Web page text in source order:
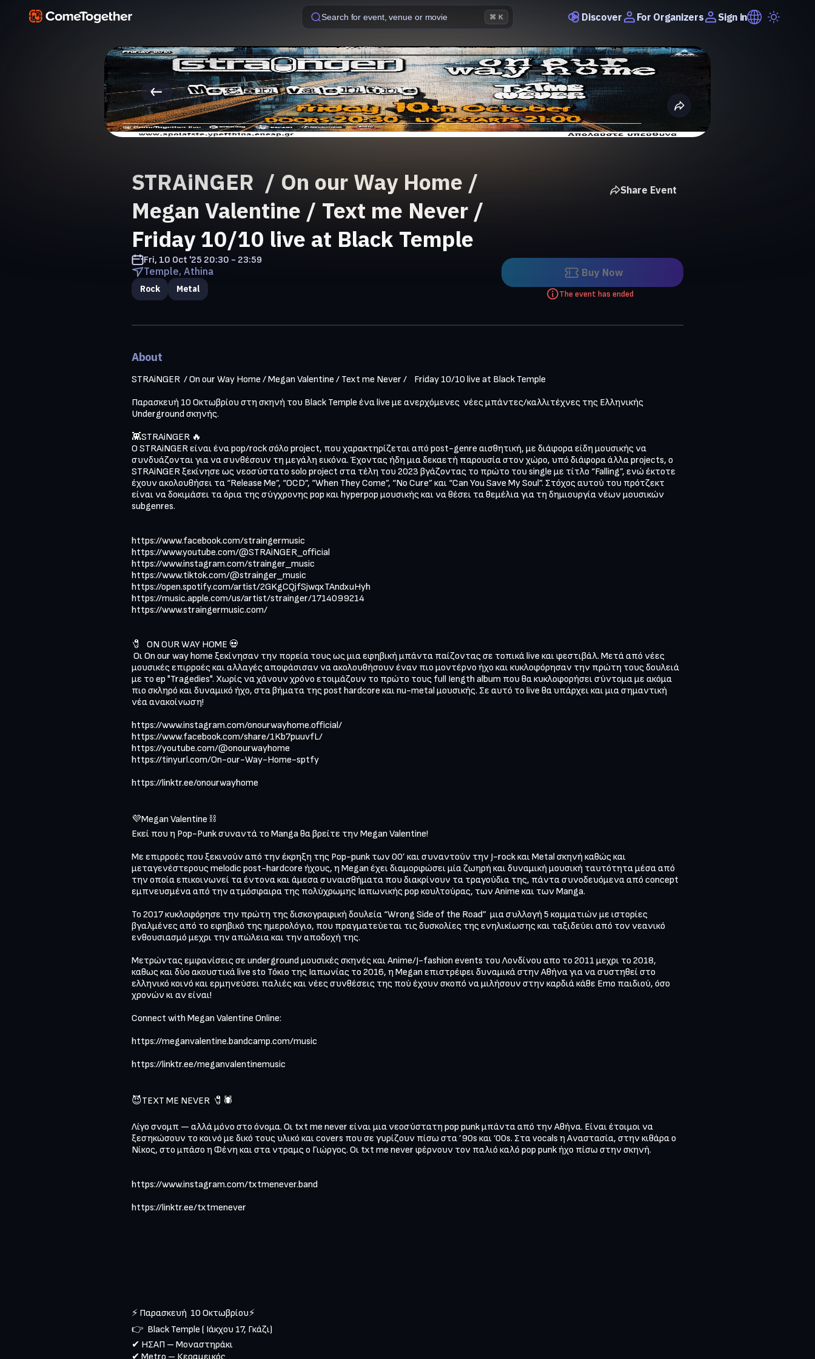
Search for event, venue or movie ⌘ K Discover For Organizers Sign in
STRAiNGER / On our Way Home /
Megan Valentine / Text me Never /
Friday 10/10 live at Black Temple
Fri, 10 Oct '25 20:30 - 23:59
Temple, Athina
Rock Metal
Share Event
Buy Now
The event has ended
About
STRAiNGER  / On our Way Home / Megan Valentine / Text me Never /    Friday 10/10 live at Black Temple
Παρασκευή 10 Οκτωβρίου στη σκηνή του Black Temple ένα live με ανερχόμενες  νέες μπάντες/καλλιτέχνες της Ελληνικής
Underground σκηνής.
👾STRAiNGER 🔥
O STRAiNGER είναι ένα pop/rock σόλο project, που χαρακτηρίζεται από post-genre αισθητική, με διάφορα είδη μουσικής να
συνδυάζονται για να συνθέσουν τη μεγάλη εικόνα. Έχοντας ήδη μια δεκαετή παρουσία στον χώρο, υπό διάφορα άλλα projects, ο
STRAiNGER ξεκίνησε ως νεοσύστατο solo project στα τέλη του 2023 βγάζοντας το πρώτο του single με τίτλο “Falling”, ενώ έκτοτε
έχουν ακολουθήσει τα “Release Me”, “OCD”, “When They Come”, “No Cure” και “Can You Save My Soul”. Στόχος αυτού του πρότζεκτ
είναι να δοκιμάσει τα όρια της σύγχρονης pop και hyperpop μουσικής και να θέσει τα θεμέλια για τη δημιουργία νέων μουσικών
subgenres.
https://www.facebook.com/straingermusic
https://www.youtube.com/@STRAiNGER_official
https://www.instagram.com/strainger_music
https://www.tiktok.com/@strainger_music
https://open.spotify.com/artist/2GKgCQjfSjwqxTAndxuHyh
https://music.apple.com/us/artist/strainger/1714099214
https://www.straingermusic.com/
🧷   ON OUR WAY HOME 💀
Οι Οn our way home ξεκίνησαν την πορεία τους ως μια εφηβική μπάντα παίζοντας σε τοπικά live και φεστιβάλ. Μετά από νέες
μουσικές επιρροές και αλλαγές αποφάσισαν να ακολουθήσουν έναν πιο μοντέρνο ήχο και κυκλοφόρησαν την πρώτη τους δουλειά
με το ep "Tragedies". Χωρίς να χάνουν χρόνο ετοιμάζουν το πρώτο τους full Iength album που θα κυκλοφορήσει σύντομα με ακόμα
πιο σκληρό και δυναμικό ήχο, στα βήματα της post hardcore και nu-metal μουσικής. Σε αυτό το live θα υπάρχει και μια σημαντική
νέα ανακοίνωση!
https://www.instagram.com/onourwayhome.official/
https://www.facebook.com/share/1Kb7puuvfL/
https://youtube.com/@onourwayhome
https://tinyurl.com/On-our-Way-Home-sptfy
https://linktr.ee/onourwayhome
💜Megan Valentine ⛓️
Εκεί που η Pop-Punk συναντά το Μanga θα βρείτε την Megan Valentine!
Με επιρροές που ξεκινούν από την έκρηξη της Pop-punk των 00’ και συναντούν την J-rock και Metal σκηνή καθώς και
μεταγενέστερους melodic post-hardcore ήχους, η Μegan έχει διαμορφώσει μία ζωηρή και δυναμική μουσική ταυτότητα μέσα από
την οποία επικοινωνεί τα έντονα και άμεσα συναισθήματα που διακρίνουν τα τραγούδια της, πάντα συνοδευόμενα από concept
εμπνευσμένα από την ατμόσφαιρα της πολύχρωμης Ιαπωνικής pop κουλτούρας, των Anime και των Manga.
Το 2017 κυκλοφόρησε την πρώτη της δισκογραφική δουλεία “Wrong Side of the Road”  μια συλλογή 5 κομματιών με ιστορίες
βγαλμένες από το εφηβικό της ημερολόγιο, που πραγματεύεται τις δυσκολίες της ενηλικίωσης και ταξιδεύει από τον νεανικό
ενθουσιασμό μεχρι την απώλεια και την αποδοχή της.
Μετρώντας εμφανίσεις σε underground μουσικές σκηνές και Αnime/J-fashion events του Λονδίνου απο το 2011 μεχρι το 2018,
καθως και δύο ακουστικά live sto Τόκιο της Ιαπωνίας το 2016, η Μegan επιστρέφει δυναμικά στην Αθήνα για να συστηθεί στο
ελληνικό κοινό και ερμηνεύσει παλιές και νέες συνθέσεις της πού έχουν σκοπό να μιλήσουν στην καρδιά κάθε Εmo παιδιού, όσο
χρονών κι αν είναι!
Connect with Megan Valentine Online:
https://meganvalentine.bandcamp.com/music
https://linktr.ee/meganvalentinemusic
😈TEXT ME NEVER  🧷🕷️
Λίγο σνομπ — αλλά μόνο στο όνομα. Οι txt me never είναι μια νεοσύστατη pop punk μπάντα από την Αθήνα. Είναι έτοιμοι να
ξεσηκώσουν το κοινό με δικό τους υλικό και covers που σε γυρίζουν πίσω στα ’90s και ’00s. Στα vocals η Αναστασία, στην κιθάρα ο
Νίκος, στο μπάσο η Φένη και στα ντραμς ο Γιώργος. Οι txt me never φέρνουν τον παλιό καλό pop punk ήχο πίσω στην σκηνή.
https://www.instagram.com/txtmenever.band
https://linktr.ee/txtmenever
⚡ Παρασκευή  10 Οκτωβρίου⚡
👉  Black Temple ( Ιάκχου 17, Γκάζι)
✔ ΗΣΑΠ – Μοναστηράκι